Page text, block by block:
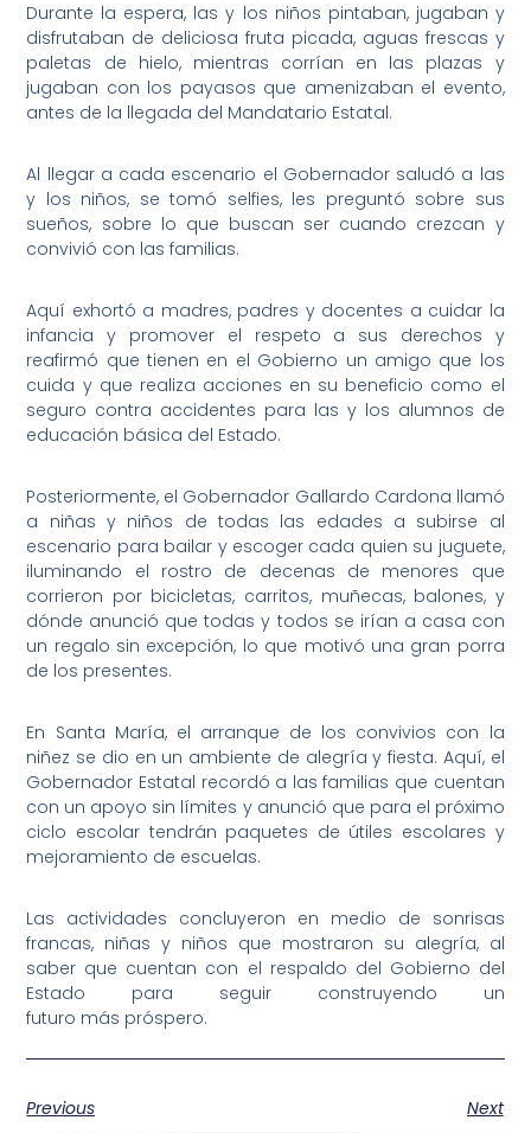
Durante la espera, las y los niños pintaban, jugaban y
disfrutaban de deliciosa fruta picada, aguas frescas y
paletas de hielo, mientras corrían en las plazas y
jugaban con los payasos que amenizaban el evento,
antes de la llegada del Mandatario Estatal.
Al llegar a cada escenario el Gobernador saludó a las
y los niños, se tomó selfies, les preguntó sobre sus
sueños, sobre lo que buscan ser cuando crezcan y
convivió con las familias.
Aquí exhortó a madres, padres y docentes a cuidar la
infancia y promover el respeto a sus derechos y
reafirmó que tienen en el Gobierno un amigo que los
cuida y que realiza acciones en su beneficio como el
seguro contra accidentes para las y los alumnos de
educación básica del Estado.
Posteriormente, el Gobernador Gallardo Cardona llamó
a niñas y niños de todas las edades a subirse al
escenario para bailar y escoger cada quien su juguete,
iluminando el rostro de decenas de menores que
corrieron por bicicletas, carritos, muñecas, balones, y
dónde anunció que todas y todos se irían a casa con
un regalo sin excepción, lo que motivó una gran porra
de los presentes.
En Santa María, el arranque de los convivios con la
niñez se dio en un ambiente de alegría y fiesta. Aquí, el
Gobernador Estatal recordó a las familias que cuentan
con un apoyo sin límites y anunció que para el próximo
ciclo escolar tendrán paquetes de útiles escolares y
mejoramiento de escuelas.
Las actividades concluyeron en medio de sonrisas
francas, niñas y niños que mostraron su alegría, al
saber que cuentan con el respaldo del Gobierno del
Estado para seguir construyendo un
futuro más próspero.
Previous Next